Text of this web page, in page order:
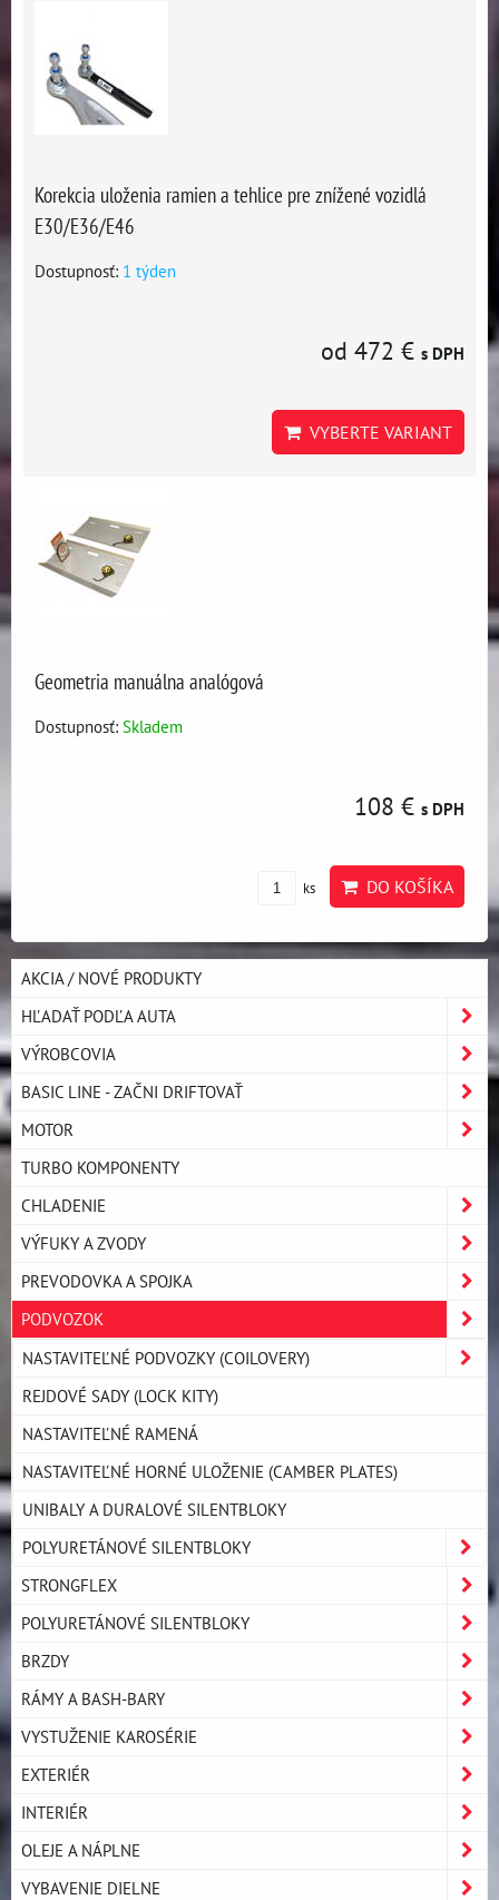
Korekcia uloženia ramien a tehlice pre znížené vozidlá
E30/E36/E46
Dostupnosť: 1 týden
od 472 € s DPH
VYBERTE VARIANT
Geometria manuálna analógová
Dostupnosť: Skladem
108 € s DPH
ks DO KOŠÍKA
AKCIA / NOVÉ PRODUKTY
HĽADAŤ PODĽA AUTA
VÝROBCOVIA
BASIC LINE - ZAČNI DRIFTOVAŤ
MOTOR
TURBO KOMPONENTY
CHLADENIE
VÝFUKY A ZVODY
PREVODOVKA A SPOJKA
PODVOZOK
NASTAVITEĽNÉ PODVOZKY (COILOVERY)
REJDOVÉ SADY (LOCK KITY)
NASTAVITEĽNÉ RAMENÁ
NASTAVITEĽNÉ HORNÉ ULOŽENIE (CAMBER PLATES)
UNIBALY A DURALOVÉ SILENTBLOKY
POLYURETÁNOVÉ SILENTBLOKY
STRONGFLEX
POLYURETÁNOVÉ SILENTBLOKY
BRZDY
RÁMY A BASH-BARY
VYSTUŽENIE KAROSÉRIE
EXTERIÉR
INTERIÉR
OLEJE A NÁPLNE
VYBAVENIE DIELNE